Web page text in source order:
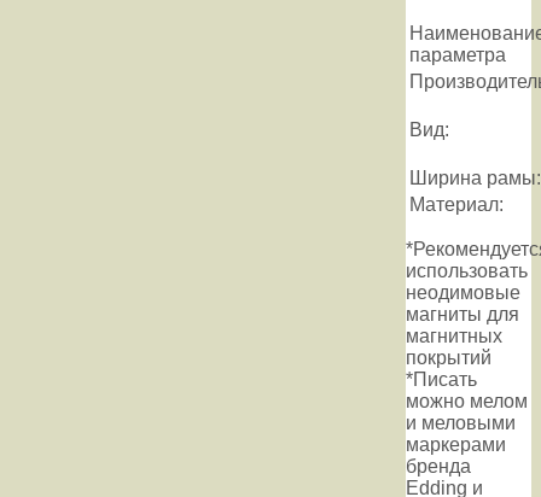
параметра
Вид:
Ширина рамы:
Материал:
использовать
неодимовые
магниты для
магнитных
покрытий
*Писать
можно мелом
и меловыми
маркерами
бренда
Edding и